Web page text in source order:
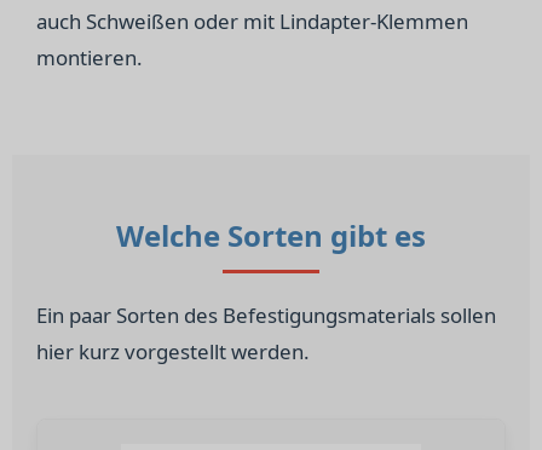
auch Schweißen oder mit Lindapter-Klemmen
montieren.
Welche Sorten gibt es
Ein paar Sorten des Befestigungsmaterials sollen
hier kurz vorgestellt werden.